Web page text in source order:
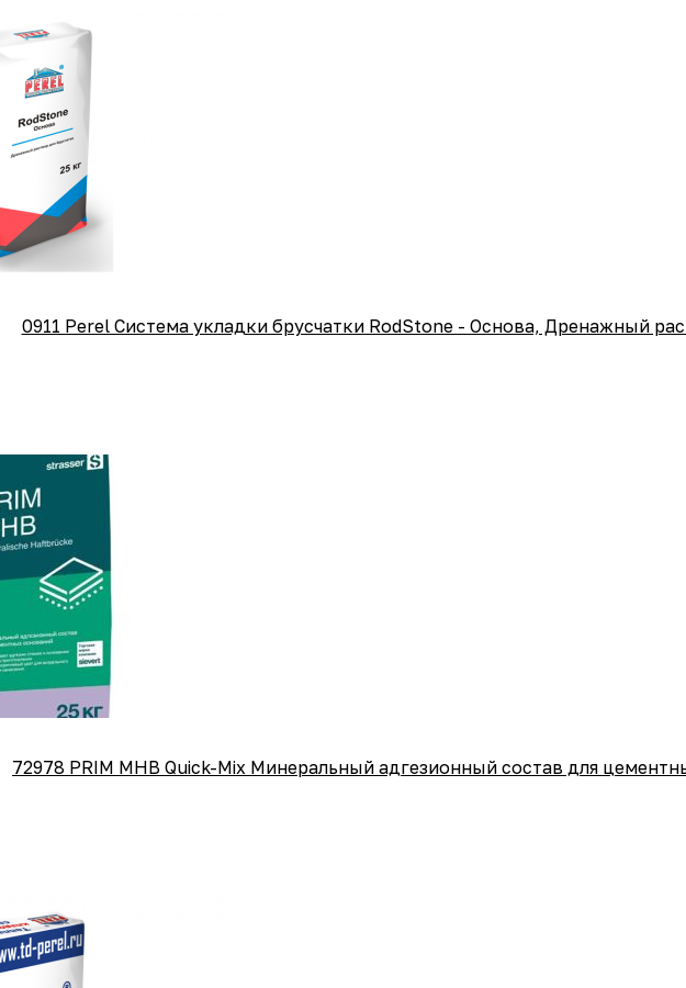
0911 Perel Система укладки брусчатки RodStone - Основа, Дренажный
72978 PRIM MHB Quick-Mix Минеральный адгезионный состав для